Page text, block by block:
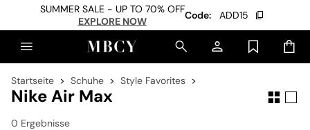
SUMMER SALE - UP TO 70% OFF
EXPLORE NOW
Code: ADD15
Startseite Schuhe Style Favorites
Nike Air Max
0 Ergebnisse